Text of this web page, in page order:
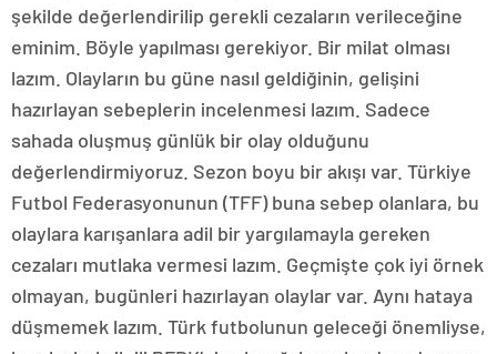
şekilde değerlendirilip gerekli cezaların verileceğine
eminim. Böyle yapılması gerekiyor. Bir milat olması
lazım. Olayların bu güne nasıl geldiğinin, gelişini
hazırlayan sebeplerin incelenmesi lazım. Sadece
sahada oluşmuş günlük bir olay olduğunu
değerlendirmiyoruz. Sezon boyu bir akışı var. Türkiye
Futbol Federasyonunun (TFF) buna sebep olanlara, bu
olaylara karışanlara adil bir yargılamayla gereken
cezaları mutlaka vermesi lazım. Geçmişte çok iyi örnek
olmayan, bugünleri hazırlayan olaylar var. Aynı hataya
düşmemek lazım. Türk futbolunun geleceği önemliyse,